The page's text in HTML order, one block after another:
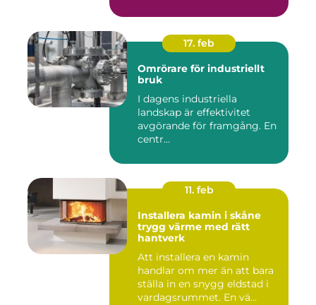
17. feb
Omrörare för industriellt
bruk
I dagens industriella
landskap är effektivitet
avgörande för framgång. En
centr...
11. feb
Installera kamin i skåne
trygg värme med rätt
hantverk
Att installera en kamin
handlar om mer än att bara
ställa in en snygg eldstad i
vardagsrummet. En vä...